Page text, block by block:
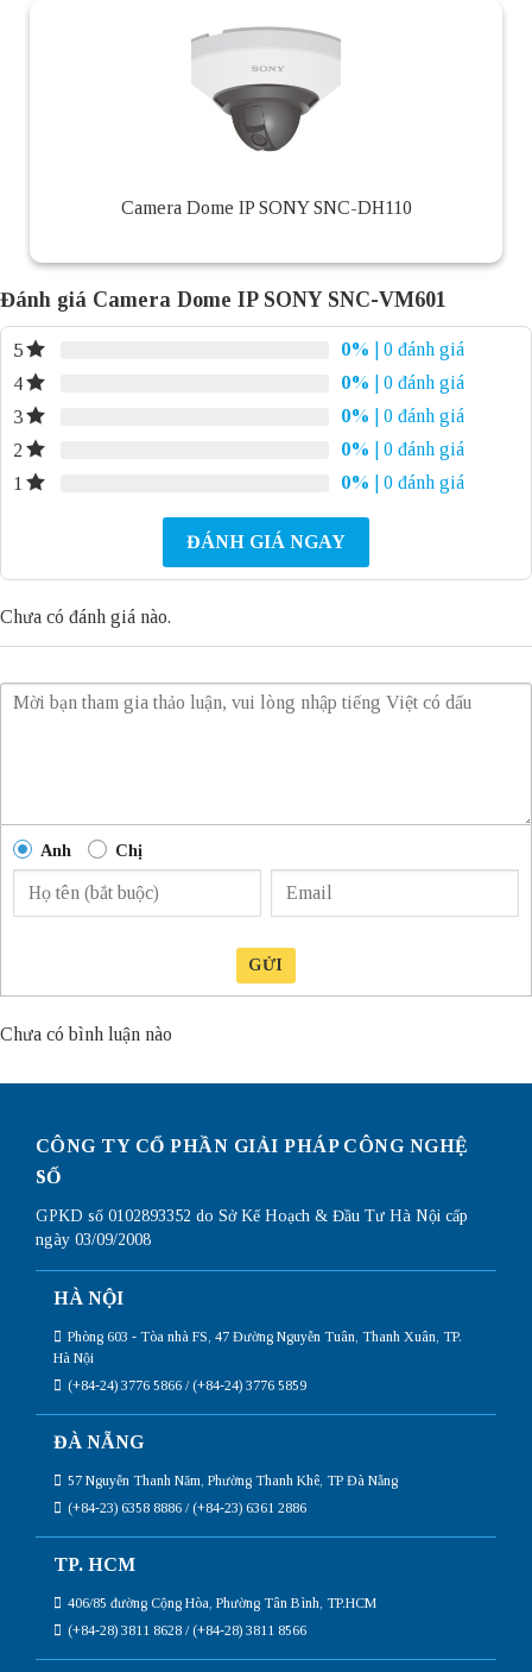
Camera Dome IP SONY SNC-DH110
Đánh giá Camera Dome IP SONY SNC-VM601
5 0%
| 0 đánh giá
4
0%
| 0 đánh giá
3
0%
| 0 đánh giá
2
0%
| 0 đánh giá
1
0% | 0 đánh giá
ĐÁNH GIÁ NGAY
Chưa có đánh giá nào.
Anh Chị
GỬI
Chưa có bình luận nào
CÔNG TY CỔ PHẦN GIẢI PHÁP CÔNG NGHỆ
SỐ
GPKD số 0102893352 do Sở Kế Hoạch & Đầu Tư Hà Nội cấp
ngày 03/09/2008
HÀ NỘI
Phòng 603 - Tòa nhà FS, 47 Đường Nguyễn Tuân, Thanh Xuân, TP.
Hà Nội
(+84-24) 3776 5866 / (+84-24) 3776 5859
ĐÀ NẴNG
57 Nguyễn Thanh Năm, Phường Thanh Khê, TP Đà Nẵng
(+84-23) 6358 8886 / (+84-23) 6361 2886
TP. HCM
406/85 đường Cộng Hòa, Phường Tân Bình, TP.HCM
(+84-28) 3811 8628 / (+84-28) 3811 8566